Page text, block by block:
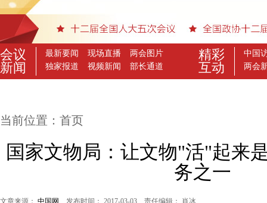
当前位置： 首页
国家文物局：让文物"活"起来
务之一
文章来源： 中国网 发布时间： 2017-03-03 责任编辑： 肖冰